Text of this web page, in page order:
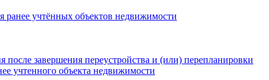
ранее учтённых объектов недвижимости
завершения переустройства и (или) перепланировки
учтенного объекта недвижимости